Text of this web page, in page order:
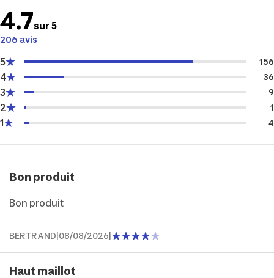
4.7sur 5
206 avis
5 156
4 36
3 9
2 1
1 4
Bon produit
Bon produit
BERTRAND|08/08/2026|
Haut maillot